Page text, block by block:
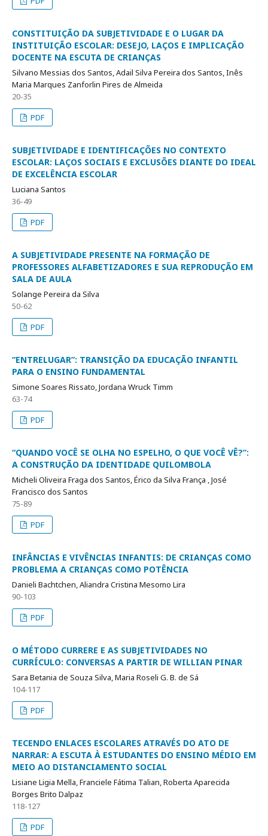
CONSTITUIÇÃO DA SUBJETIVIDADE E O LUGAR DA
INSTITUIÇÃO ESCOLAR: DESEJO, LAÇOS E IMPLICAÇÃO
DOCENTE NA ESCUTA DE CRIANÇAS
Silvano Messias dos Santos, Adail Silva Pereira dos Santos, Inês
Maria Marques Zanforlin Pires de Almeida
20-35
PDF
SUBJETIVIDADE E IDENTIFICAÇÕES NO CONTEXTO
ESCOLAR: LAÇOS SOCIAIS E EXCLUSÕES DIANTE DO IDEAL
DE EXCELÊNCIA ESCOLAR
Luciana Santos
36-49
PDF
A SUBJETIVIDADE PRESENTE NA FORMAÇÃO DE
PROFESSORES ALFABETIZADORES E SUA REPRODUÇÃO EM
SALA DE AULA
Solange Pereira da Silva
50-62
PDF
“ENTRELUGAR”: TRANSIÇÃO DA EDUCAÇÃO INFANTIL
PARA O ENSINO FUNDAMENTAL
Simone Soares Rissato, Jordana Wruck Timm
63-74
PDF
“QUANDO VOCÊ SE OLHA NO ESPELHO, O QUE VOCÊ VÊ?”:
A CONSTRUÇÃO DA IDENTIDADE QUILOMBOLA
Micheli Oliveira Fraga dos Santos, Érico da Silva França , José
Francisco dos Santos
75-89
PDF
INFÂNCIAS E VIVÊNCIAS INFANTIS: DE CRIANÇAS COMO
PROBLEMA A CRIANÇAS COMO POTÊNCIA
Danieli Bachtchen, Aliandra Cristina Mesomo Lira
90-103
PDF
O MÉTODO CURRERE E AS SUBJETIVIDADES NO
CURRÍCULO: CONVERSAS A PARTIR DE WILLIAN PINAR
Sara Betania de Souza Silva, Maria Roseli G. B. de Sá
104-117
PDF
TECENDO ENLACES ESCOLARES ATRAVÉS DO ATO DE
NARRAR: A ESCUTA À ESTUDANTES DO ENSINO MÉDIO EM
MEIO AO DISTANCIAMENTO SOCIAL
Lisiane Ligia Mella, Franciele Fátima Talian, Roberta Aparecida
Borges Brito Dalpaz
118-127
PDF